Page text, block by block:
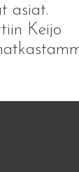
asiat.
Keijo